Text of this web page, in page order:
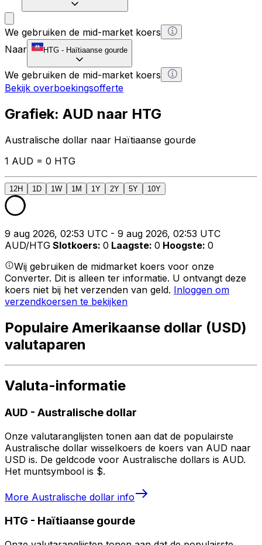
We gebruiken de mid-market koers
Naar
HTG - Haïtiaanse gourde
We gebruiken de mid-market koers
Bekijk overboekingsofferte
Grafiek: AUD naar HTG
Australische dollar naar Haïtiaanse gourde
1 AUD = 0 HTG
12H 1D 1W 1M 1Y 2Y 5Y 10Y
9 aug 2026, 02:53 UTC - 9 aug 2026, 02:53 UTC
AUD/HTG Slotkoers: 0 Laagste: 0 Hoogste: 0
Wij gebruiken de midmarket koers voor onze
Converter. Dit is alleen ter informatie. U ontvangt deze
koers niet bij het verzenden van geld. Inloggen om
verzendkoersen te bekijken
Populaire Amerikaanse dollar (USD)
valutaparen
Valuta-informatie
AUD - Australische dollar
Onze valutaranglijsten tonen aan dat de populairste
Australische dollar wisselkoers de koers van AUD naar
USD is. De geldcode voor Australische dollars is AUD.
Het muntsymbool is $.
More Australische dollar info
HTG - Haïtiaanse gourde